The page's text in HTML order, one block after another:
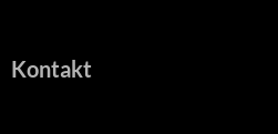
Kontakt